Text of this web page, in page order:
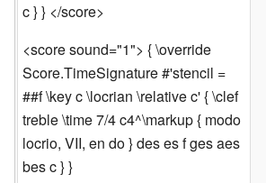
c } } </score>
<score sound="1"> { \override
Score.TimeSignature #'stencil =
##f \key c \locrian \relative c' { \clef
treble \time 7/4 c4^\markup { modo
locrio, VII, en do } des es f ges aes
bes c } }